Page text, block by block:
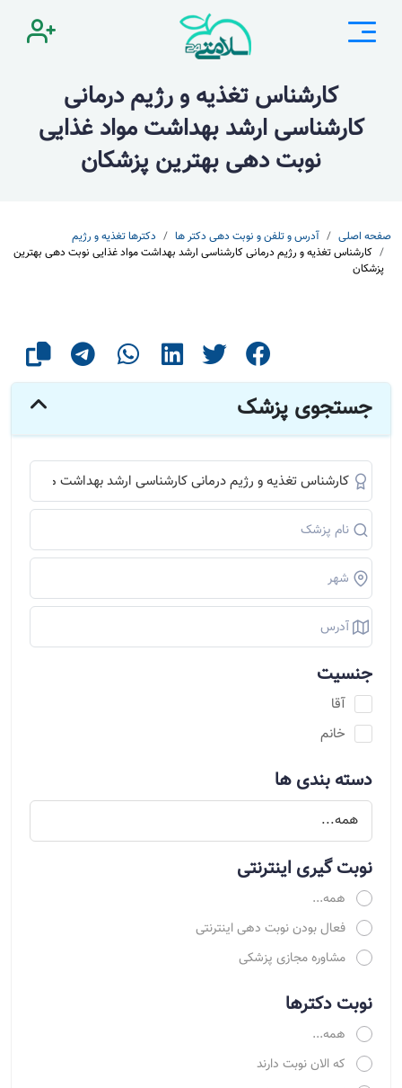
کارشناس تغذیه و رژیم درمانی
کارشناسی ارشد بهداشت مواد غذایی
نوبت دهی بهترین پزشکان
صفحه اصلی آدرس و تلفن و نوبت دهی دکتر ها
دکترها تغذیه و رژیم
کارشناس تغذیه و رژیم درمانی کارشناسی ارشد بهداشت مواد غذایی نوبت دهی بهترین
پزشکان
جستجوی پزشک
جنسیت
آقا
خانم
دسته بندی ها
نوبت گیری اینترنتی
همه...
فعال بودن نوبت دهی اینترنتی
مشاوره مجازی پزشکی
نوبت دکترها
همه...
که الان نوبت دارند